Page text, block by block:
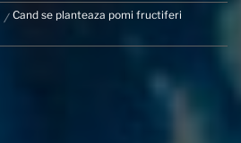
Cand se planteaza pomi fructiferi